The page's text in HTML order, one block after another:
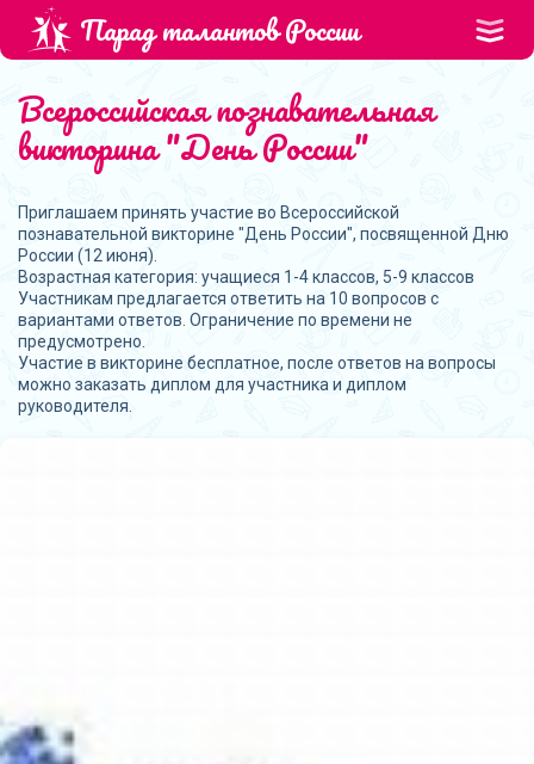
Парад талантов России
Всероссийская познавательная
викторина "День России"
Приглашаем принять участие во Всероссийской
познавательной викторине "День России", посвященной Дню
России (12 июня).
Возрастная категория: учащиеся 1-4 классов, 5-9 классов
Участникам предлагается ответить на 10 вопросов с
вариантами ответов. Ограничение по времени не
предусмотрено.
Участие в викторине бесплатное, после ответов на вопросы
можно заказать диплом для участника и диплом
руководителя.